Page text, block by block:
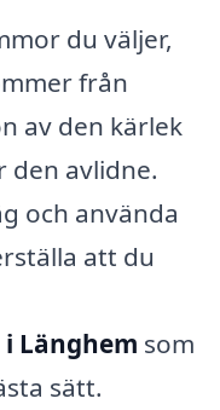
du väljer,
från
av den kärlek
den avlidne.
och använda
att du
Länghem som
sätt.